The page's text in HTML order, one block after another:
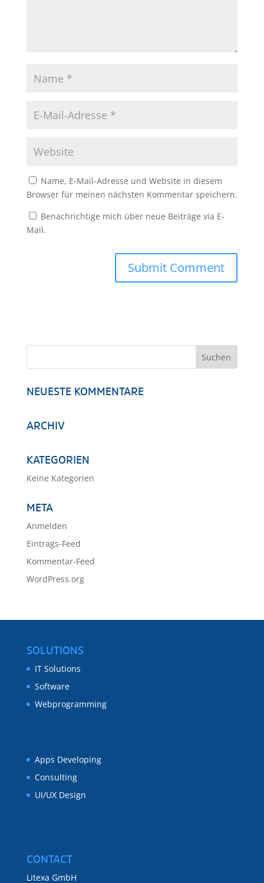
Name, E-Mail-Adresse und Website in diesem
Browser für meinen nächsten Kommentar speichern.
Benachrichtige mich über neue Beiträge via E-
Mail.
NEUESTE KOMMENTARE
ARCHIV
KATEGORIEN
Keine Kategorien
META
Anmelden
Eintrags-Feed
Kommentar-Feed
WordPress.org
SOLUTIONS
IT Solutions
Software
Webprogramming
Apps Developing
Consulting
UI/UX Design
CONTACT
Litexa GmbH